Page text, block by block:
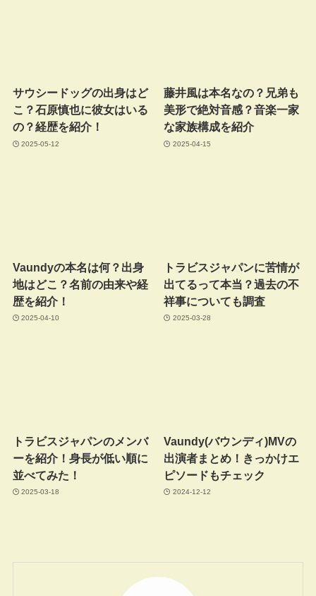
サウシードッグの出身はど
こ？石原慎也に彼女はいる
の？経歴を紹介！
2025-05-12
藤井風は本名なの？兄弟も
美形で絶対音感？音楽一家
な家族構成を紹介
2025-04-15
Vaundyの本名は何？出身
地はどこ？名前の由来や経
歴を紹介！
2025-04-10
トラビスジャパンに苦情が
出てるって本当？過去の不
祥事についても調査
2025-03-28
トラビスジャパンのメンバ
ーを紹介！身長が低い順に
並べてみた！
2025-03-18
Vaundy(バウンディ)MVの
出演者まとめ！きっかけエ
ピソードもチェック
2024-12-12